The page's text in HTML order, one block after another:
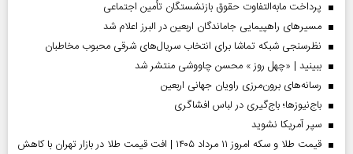
پرداخت مابه‌التفاوت حقوق بازنشستگان تأمین اجتماعی
مسیر‌های راهپیمایی جاماندگان اربعین در البرز اعلام شد
نظرسنجی شبکه تماشا برای انتخاب سریال‌های شرقی محبوب مخاطبان
ببینید | «چهل روز » محسن چاووشی منتشر شد
رسانه‌های برون‌مرزی راویان جهانی اربعین
باج‌نیوزها؛ باج‌گیری در لباس افشاگری
سپر آمریکا نشوید
قیمت طلا و سکه امروز ۱۱ مرداد ۱۴۰۵ | افت قیمت طلا در بازار تهران با کاهش